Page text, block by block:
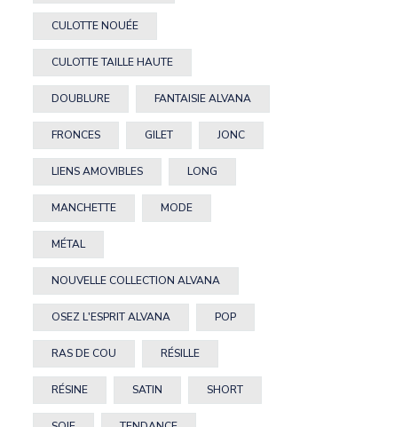
CULOTTE NOUÉE
CULOTTE TAILLE HAUTE
DOUBLURE FANTAISIE ALVANA
FRONCES GILET JONC
LIENS AMOVIBLES LONG
MANCHETTE MODE
MÉTAL
NOUVELLE COLLECTION ALVANA
OSEZ L'ESPRIT ALVANA POP
RAS DE COU RÉSILLE
RÉSINE SATIN SHORT